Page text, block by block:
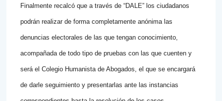
Finalmente recalcó que a través de “DALE” los ciudadanos
podrán realizar de forma completamente anónima las
denuncias electorales de las que tengan conocimiento,
acompañada de todo tipo de pruebas con las que cuenten y
será el Colegio Humanista de Abogados, el que se encargará
de darle seguimiento y presentarlas ante las instancias